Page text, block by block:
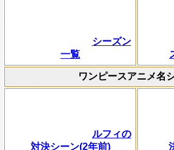
シーズン
一覧
ワンピースアニメ名
ルフィの
対決シーン(2年前)